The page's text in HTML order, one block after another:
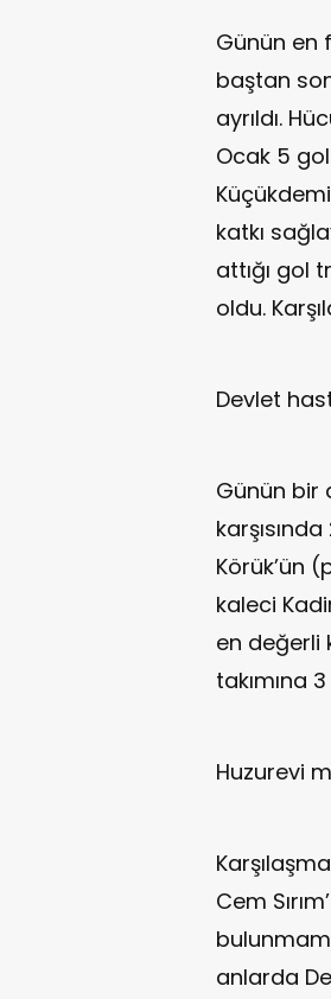
Günün en
baştan
ayrıldı.
Ocak 5
katkı
attığı gol
oldu.
Devlet
Günün bir
Körük’ün
kaleci
en değerli
takımına
Huzurevi
Cem
anlarda